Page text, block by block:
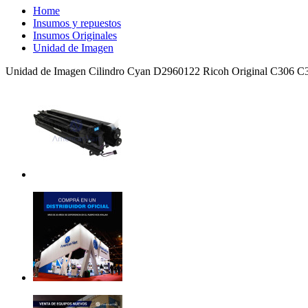
Home
Insumos y repuestos
Insumos Originales
Unidad de Imagen
Unidad de Imagen Cilindro Cyan D2960122 Ricoh Original C306